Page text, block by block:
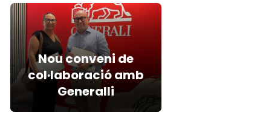
Nou conveni de
col·laboració amb
Generalli